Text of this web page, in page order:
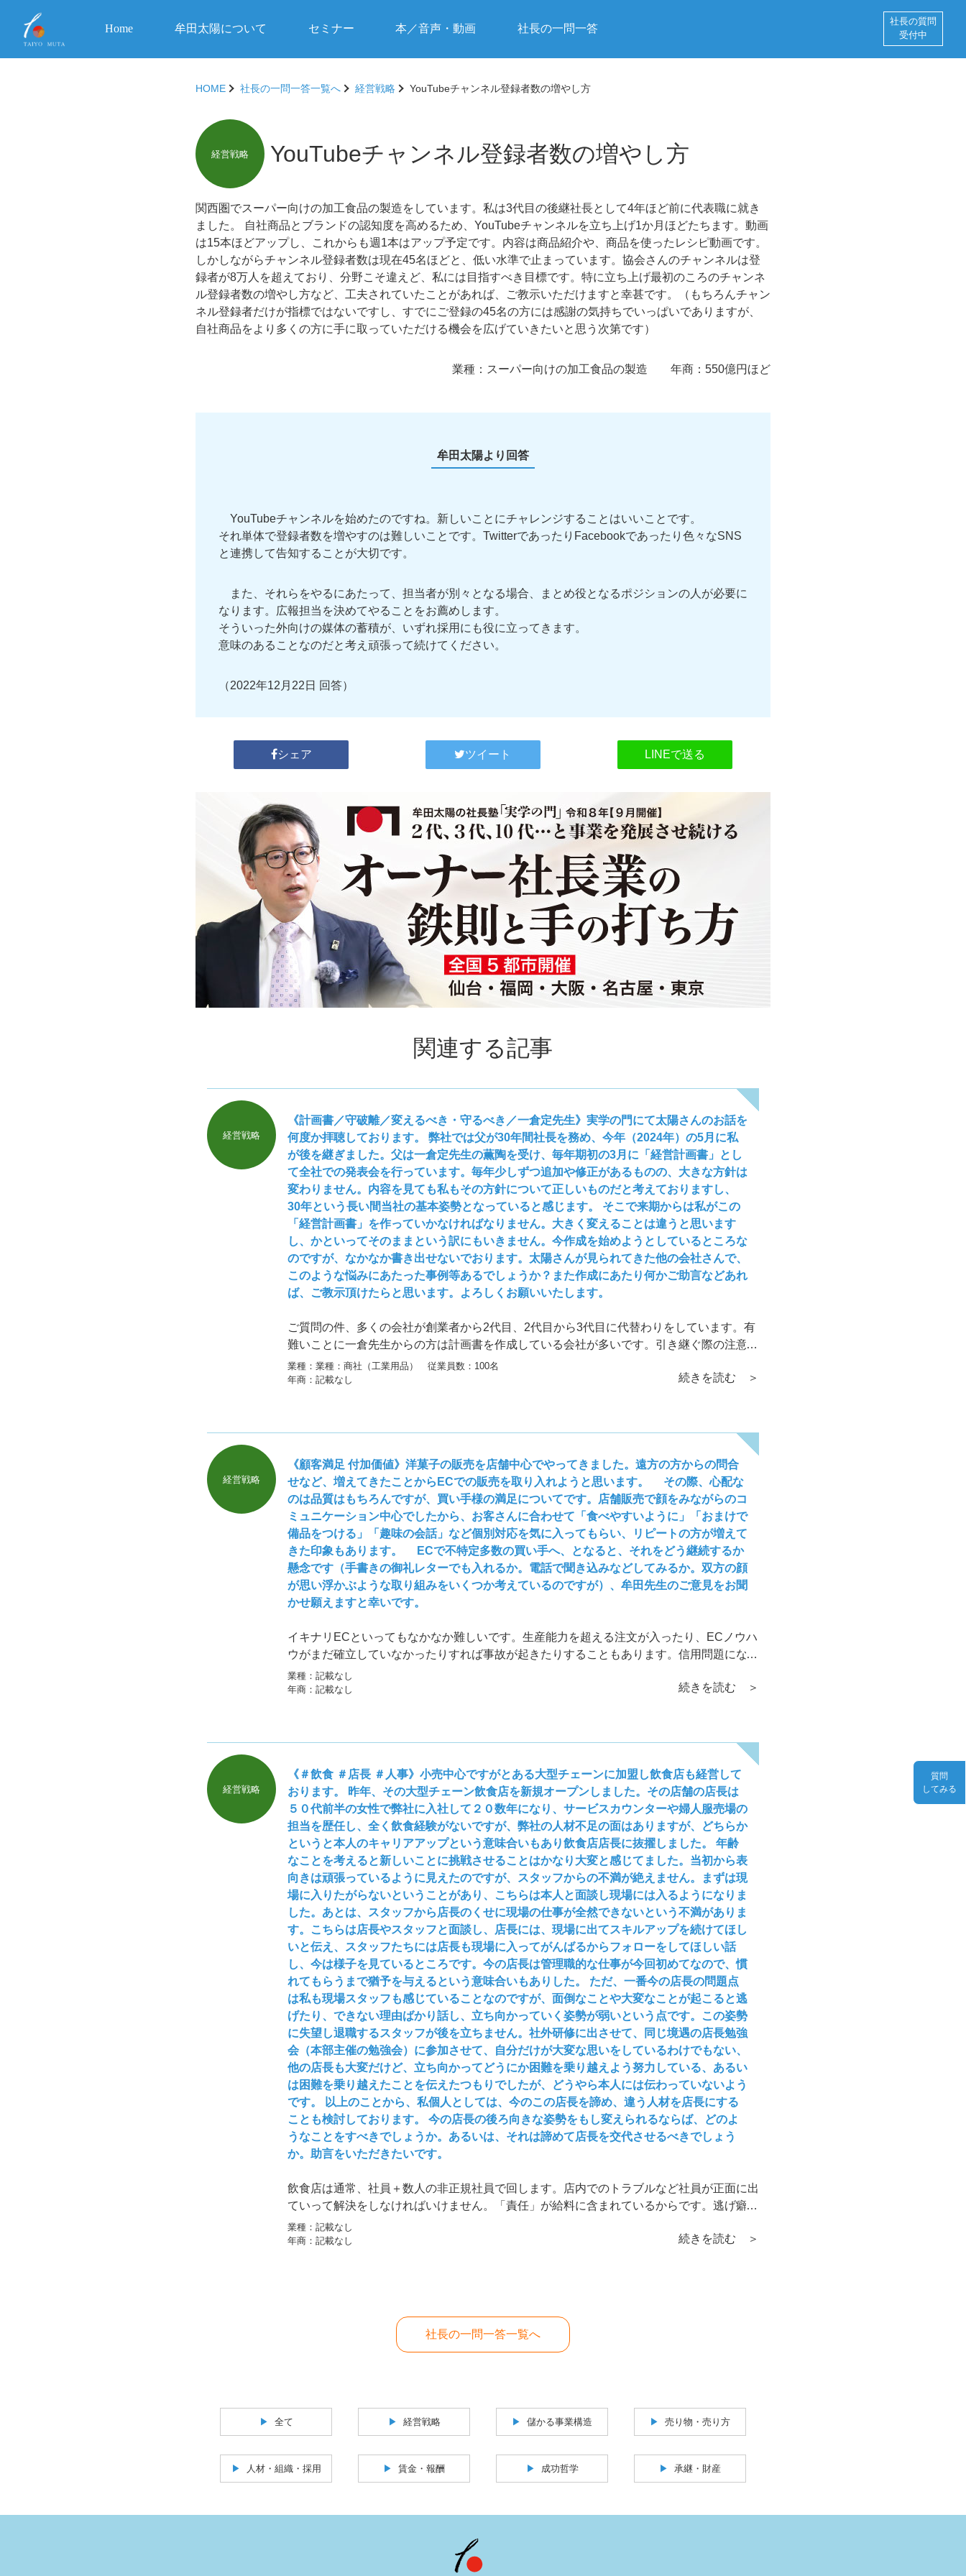
Home 牟田太陽について セミナー 本／音声・動画 社長の一問一答
社長の質問
受付中
HOME 社長の一問一答一覧へ 経営戦略 YouTubeチャンネル登録者数の増やし方
経営戦略 YouTubeチャンネル登録者数の増やし方
関西圏でスーパー向けの加工食品の製造をしています。私は3代目の後継社長として4年ほど前に代表職に就き
ました。 自社商品とブランドの認知度を高めるため、YouTubeチャンネルを立ち上げ1か月ほどたちます。動画
は15本ほどアップし、これからも週1本はアップ予定です。内容は商品紹介や、商品を使ったレシピ動画です。
しかしながらチャンネル登録者数は現在45名ほどと、低い水準で止まっています。協会さんのチャンネルは登
録者が8万人を超えており、分野こそ違えど、私には目指すべき目標です。特に立ち上げ最初のころのチャンネ
ル登録者数の増やし方など、工夫されていたことがあれば、ご教示いただけますと幸甚です。（もちろんチャン
ネル登録者だけが指標ではないですし、すでにご登録の45名の方には感謝の気持ちでいっぱいでありますが、
自社商品をより多くの方に手に取っていただける機会を広げていきたいと思う次第です）
業種： スーパー向けの加工食品の製造 年商： 550億円ほど
牟田太陽より回答
YouTubeチャンネルを始めたのですね。新しいことにチャレンジすることはいいことです。
それ単体で登録者数を増やすのは難しいことです。TwitterであったりFacebookであったり色々なSNS
と連携して告知することが大切です。
また、それらをやるにあたって、担当者が別々となる場合、まとめ役となるポジションの人が必要に
なります。広報担当を決めてやることをお薦めします。
そういった外向けの媒体の蓄積が、いずれ採用にも役に立ってきます。
意味のあることなのだと考え頑張って続けてください。
（2022年12月22日 回答）
シェア ツイート LINEで送る
関連する記事
経営戦略
《計画書／守破離／変えるべき・守るべき／一倉定先生》実学の門にて太陽さんのお話を
何度か拝聴しております。 弊社では父が30年間社長を務め、今年（2024年）の5月に私
が後を継ぎました。父は一倉定先生の薫陶を受け、毎年期初の3月に「経営計画書」とし
て全社での発表会を行っています。毎年少しずつ追加や修正があるものの、大きな方針は
変わりません。内容を見ても私もその方針について正しいものだと考えておりますし、
30年という長い間当社の基本姿勢となっていると感じます。 そこで来期からは私がこの
「経営計画書」を作っていかなければなりません。大きく変えることは違うと思います
し、かといってそのままという訳にもいきません。今作成を始めようとしているところな
のですが、なかなか書き出せないでおります。太陽さんが見られてきた他の会社さんで、
このような悩みにあたった事例等あるでしょうか？また作成にあたり何かご助言などあれ
ば、ご教示頂けたらと思います。よろしくお願いいたします。
ご質問の件、多くの会社が創業者から2代目、2代目から3代目に代替わりをしています。有
難いことに一倉先生からの方は計画書を作成している会社が多いです。引き継ぐ際の注意点
としては、最初の数年（人によって違います）は、「今期の重点項目」として加筆する程度
で良いです。数十年もやってきたのであれば、
業種： 業種：商社（工業用品） 従業員数：100名
年商： 記載なし 続きを読む ＞
経営戦略
《顧客満足 付加価値》洋菓子の販売を店舗中心でやってきました。遠方の方からの問合
せなど、増えてきたことからECでの販売を取り入れようと思います。 その際、心配な
のは品質はもちろんですが、買い手様の満足についてです。店舗販売で顔をみながらのコ
ミュニケーション中心でしたから、お客さんに合わせて「食べやすいように」「おまけで
備品をつける」「趣味の会話」など個別対応を気に入ってもらい、リピートの方が増えて
きた印象もあります。 ECで不特定多数の買い手へ、となると、それをどう継続するか
懸念です（手書きの御礼レターでも入れるか。電話で聞き込みなどしてみるか。双方の顔
が思い浮かぶような取り組みをいくつか考えているのですが）、牟田先生のご意見をお聞
かせ願えますと幸いです。
イキナリECといってもなかなか難しいです。生産能力を超える注文が入ったり、ECノウハ
ウがまだ確立していなかったりすれば事故が起きたりすることもあります。信用問題になり
ますのでそういう事態は避けなければいけません。
業種： 記載なし
年商： 記載なし 続きを読む ＞
経営戦略
《＃飲食 ＃店長 ＃人事》小売中心ですがとある大型チェーンに加盟し飲食店も経営して
おります。 昨年、その大型チェーン飲食店を新規オープンしました。その店舗の店長は
５０代前半の女性で弊社に入社して２０数年になり、サービスカウンターや婦人服売場の
担当を歴任し、全く飲食経験がないですが、弊社の人材不足の面はありますが、どちらか
というと本人のキャリアアップという意味合いもあり飲食店店長に抜擢しました。 年齢
なことを考えると新しいことに挑戦させることはかなり大変と感じてました。当初から表
向きは頑張っているように見えたのですが、スタッフからの不満が絶えません。まずは現
場に入りたがらないということがあり、こちらは本人と面談し現場には入るようになりま
した。あとは、スタッフから店長のくせに現場の仕事が全然できないという不満がありま
す。こちらは店長やスタッフと面談し、店長には、現場に出てスキルアップを続けてほし
いと伝え、スタッフたちには店長も現場に入ってがんばるからフォローをしてほしい話
し、今は様子を見ているところです。今の店長は管理職的な仕事が今回初めてなので、慣
れてもらうまで猶予を与えるという意味合いもありした。 ただ、一番今の店長の問題点
は私も現場スタッフも感じていることなのですが、面倒なことや大変なことが起こると逃
げたり、できない理由ばかり話し、立ち向かっていく姿勢が弱いという点です。この姿勢
に失望し退職するスタッフが後を立ちません。社外研修に出させて、同じ境遇の店長勉強
会（本部主催の勉強会）に参加させて、自分だけが大変な思いをしているわけでもない、
他の店長も大変だけど、立ち向かってどうにか困難を乗り越えよう努力している、あるい
は困難を乗り越えたことを伝えたつもりでしたが、どうやら本人には伝わっていないよう
です。 以上のことから、私個人としては、今のこの店長を諦め、違う人材を店長にする
ことも検討しております。 今の店長の後ろ向きな姿勢をもし変えられるならば、どのよ
うなことをすべきでしょうか。あるいは、それは諦めて店長を交代させるべきでしょう
か。助言をいただきたいです。
飲食店は通常、社員＋数人の非正規社員で回します。店内でのトラブルなど社員が正面に出
ていって解決をしなければいけません。「責任」が給料に含まれているからです。逃げ癖と
いうのはなかなか治るモノではありません。それが原因で人が辞めてしまうのは大きな問題
です。
業種： 記載なし
年商： 記載なし 続きを読む ＞
社長の一問一答一覧へ
全て 経営戦略 儲かる事業構造 売り物・売り方
人材・組織・採用 賃金・報酬 成功哲学 承継・財産
質問
してみる